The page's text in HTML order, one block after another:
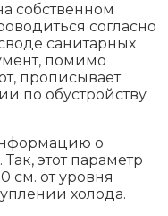
собственном
согласно
санитарных
помимо
прописывает
по обустройству
о
этот параметр
см. от уровня
холода.